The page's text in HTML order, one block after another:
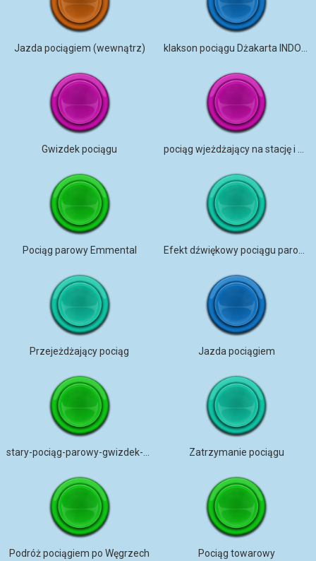
Jazda pociągiem (wewnątrz)
Gwizdek pociągu
Pociąg parowy Emmental
Przejeżdżający pociąg Jazda pociągiem
Zatrzymanie pociągu
Podróż pociągiem po Węgrzech Pociąg towarowy